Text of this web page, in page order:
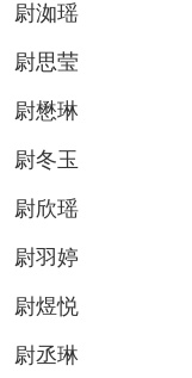
尉洳瑶
尉思莹
尉懋琳
尉冬玉
尉欣瑶
尉羽婷
尉煜悦
尉丞琳